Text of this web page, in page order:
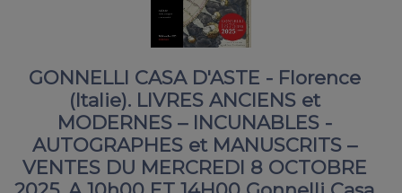
GONNELLI CASA D'ASTE - Florence
(Italie). LIVRES ANCIENS et
MODERNES – INCUNABLES -
AUTOGRAPHES et MANUSCRITS –
VENTES DU MERCREDI 8 OCTOBRE